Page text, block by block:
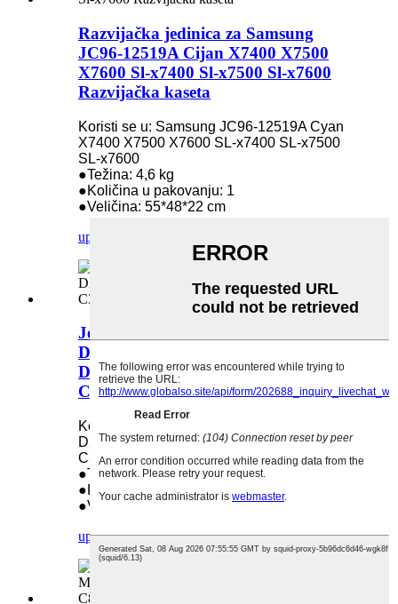
Razvijačka jedinica za Samsung
JC96-12519A Cijan X7400 X7500
X7600 Sl-x7400 Sl-x7500 Sl-x7600
Razvijačka kaseta
Koristi se u: Samsung JC96-12519A Cyan
X7400 X7500 X7600 SL-x7400 SL-x7500
SL-x7600
●Težina: 4,6 kg
●Količina u pakovanju: 1
●Veličina: 55*48*22 cm
upit
Jedinica za razvijanje (set) za Ricoh
D2392239 D2392240 D2392241
D2392242 MP C3004 C3004ex
C3504 MP C501SP
Koristi se u: Ricoh D2392239 D2392240
D2392241 D2392242MP C3004 C3004ex
C3504 MP C501SP
●Težina: 10 kg
●Količina u pakovanju: 4
●Veličina: 63*23*22,5 cm
upitdetalj